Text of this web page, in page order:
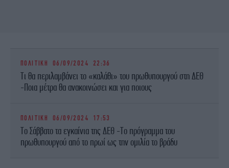
ΠΟΛΙΤΙΚΗ 06/09/2024 22:36
Τι θα περιλαμβάνει το «καλάθι» του πρωθυπουργού στη ΔΕΘ
-Ποια μέτρα θα ανακοινώσει και για ποιους
ΠΟΛΙΤΙΚΗ 06/09/2024 17:53
Το Σάββατο τα εγκαίνια της ΔΕΘ -Το πρόγραμμα του
πρωθυπουργού από το πρωί ως την ομιλία το βράδυ